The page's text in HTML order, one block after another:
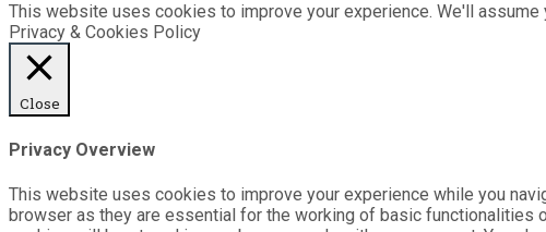
This website uses cookies to improve your experience. We'll
Privacy & Cookies Policy
Close
Privacy Overview
This website uses cookies to improve your experience while you
browser as they are essential for the working of basic functionalities